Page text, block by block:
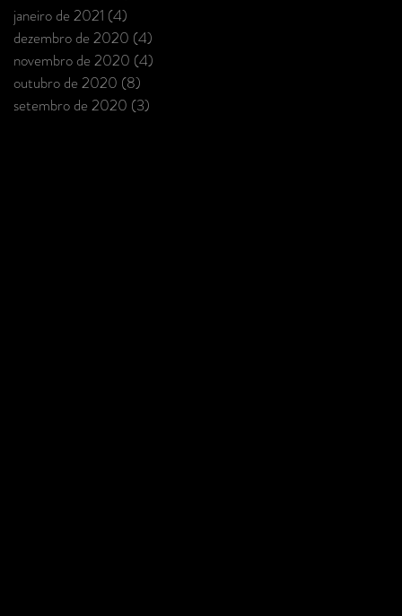
janeiro de 2021 (4)
dezembro de 2020 (4)
novembro de 2020 (4)
outubro de 2020 (8)
setembro de 2020 (3)